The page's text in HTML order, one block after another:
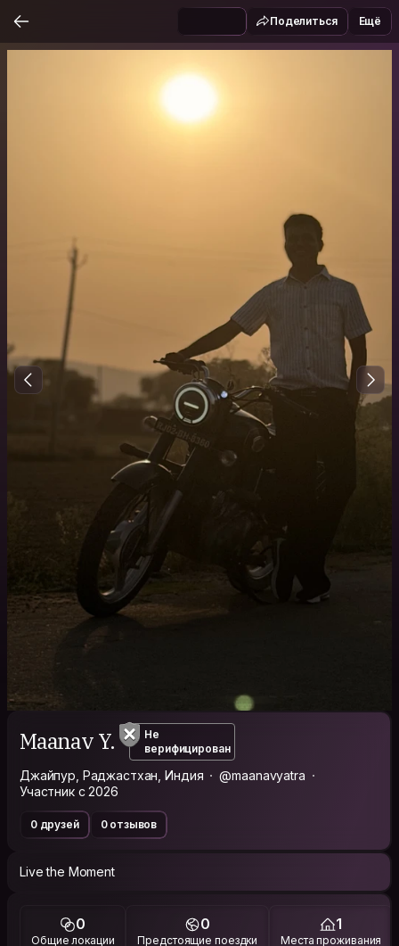
Поделиться Ещё
Maanav Y.
Не
верифицирован
Джайпур, Раджастхан, Индия
@maanavyatra
Участник с 2026
0 друзей 0 отзывов
Live the Moment
0
Общие локации
0
Предстоящие поездки
1
Места проживания